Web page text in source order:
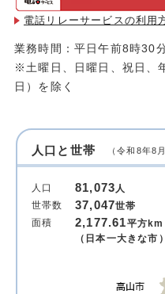
電話リレーサービスの利用
業務時間：平日午前8時30
※土曜日、日曜日、祝日、
日）を除く
人口と世帯 （令和8年8
人口 81,073人
世帯数
37,047世帯
面積
2,177.61平方km
（日本一大きな市）